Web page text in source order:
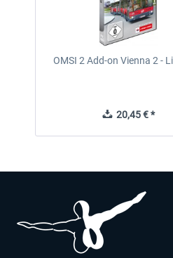
OMSI 2 Add-on Vienna 2 -
20,45 € *